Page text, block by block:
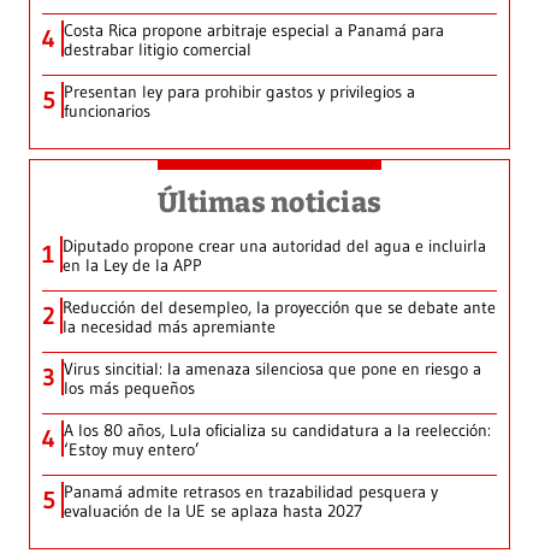
4 Costa Rica propone arbitraje especial a Panamá para
destrabar litigio comercial
5 Presentan ley para prohibir gastos y privilegios a
funcionarios
Últimas noticias
1 Diputado propone crear una autoridad del agua e incluirla
en la Ley de la APP
2 Reducción del desempleo, la proyección que se debate ante
la necesidad más apremiante
3 Virus sincitial: la amenaza silenciosa que pone en riesgo a
los más pequeños
4 A los 80 años, Lula oficializa su candidatura a la reelección:
‘Estoy muy entero’
5 Panamá admite retrasos en trazabilidad pesquera y
evaluación de la UE se aplaza hasta 2027